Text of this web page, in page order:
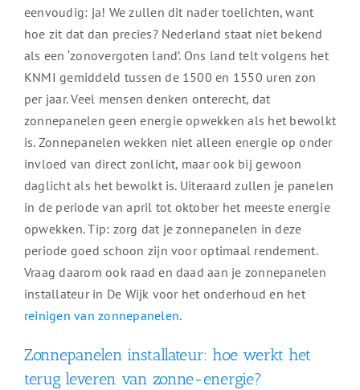
eenvoudig: ja! We zullen dit nader toelichten, want
hoe zit dat dan precies? Nederland staat niet bekend
als een ‘zonovergoten land’. Ons land telt volgens het
KNMI gemiddeld tussen de 1500 en 1550 uren zon
per jaar. Veel mensen denken onterecht, dat
zonnepanelen geen energie opwekken als het bewolkt
is. Zonnepanelen wekken niet alleen energie op onder
invloed van direct zonlicht, maar ook bij gewoon
daglicht als het bewolkt is. Uiteraard zullen je panelen
in de periode van april tot oktober het meeste energie
opwekken. Tip: zorg dat je zonnepanelen in deze
periode goed schoon zijn voor optimaal rendement.
Vraag daarom ook raad en daad aan je zonnepanelen
installateur in De Wijk voor het onderhoud en het
reinigen van zonnepanelen.
Zonnepanelen installateur: hoe werkt het
terug leveren van zonne-energie?